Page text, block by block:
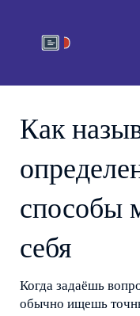
Как
способы
себя
Когда задаёшь
обычно ищешь